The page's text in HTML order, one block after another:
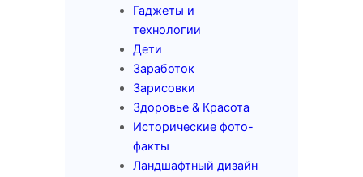
Гаджеты и
технологии
Дети
Заработок
Зарисовки
Здоровье & Красота
Исторические фото-
факты
Ландшафтный дизайн